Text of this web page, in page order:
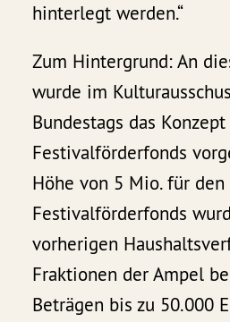
hinterlegt werden.“
Zum Hintergrund: An
wurde im
Bundestags das Konzept
Festivalförderfonds
Höhe von 5 Mio. für den
Festivalförderfonds
vorherigen
Fraktionen der Ampel
Beträgen bis zu 50.000